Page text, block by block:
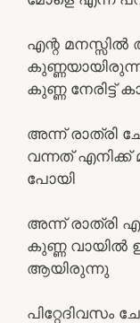
എന്റ മനസ്സിൽ
കുണ്ണ നേരിട്ട്
അന്ന് രാത്രി
വന്നത് എനിക്ക്
പോയി
അന്ന് രാത്രി
കുണ്ണ വായിൽ
ആയിരുന്നു
പിറ്റേദിവസം